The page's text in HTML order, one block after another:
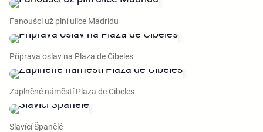
Fanoušci už plní ulice Madridu
Příprava oslav na Plaza de Cibeles
Zaplněné náměstí Plaza de Cibeles
Slavící Španělé